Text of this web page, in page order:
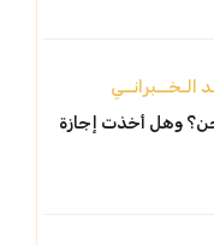
الـخــبرانــي
وهل أخذت إجازة